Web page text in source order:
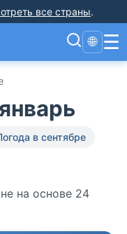
все страны.
🌐 ☰
в сентябре
на основе 24